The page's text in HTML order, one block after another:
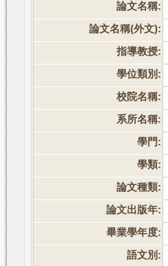
論文名稱:
論文名稱(外文):
指導教授:
學位類別:
校院名稱:
系所名稱:
學門:
學類:
論文種類:
論文出版年:
畢業學年度:
語文別: